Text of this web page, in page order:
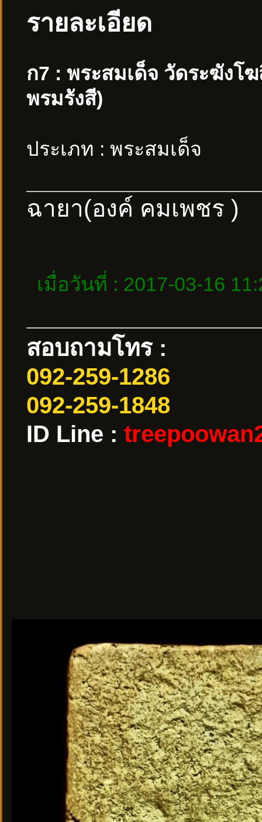
รายละเอียด
ก7 : พระสมเด็จ วัดระฆังโ
พรมรังสี)
ประเภท : พระสมเด็จ
ฉายา(องค์ คมเพชร )
เมื่อวันที่ : 2017-03-16
สอบถามโทร :
092-259-1286
092-259-1848
ID Line :